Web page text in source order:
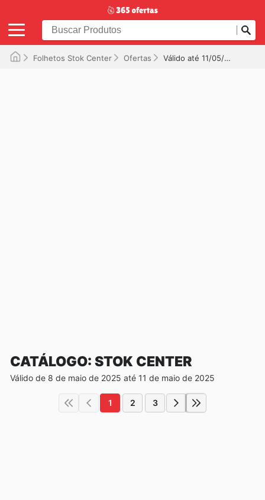
Folhetos Stok Center Ofertas Válido até 11/05/2025
CATÁLOGO: STOK CENTER
Válido de 8 de maio de 2025 até 11 de maio de 2025
1 2 3